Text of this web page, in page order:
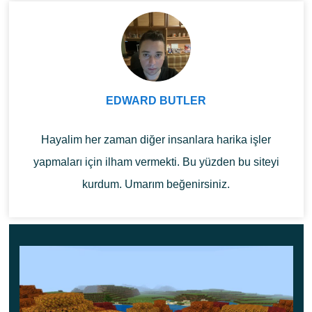
Mega Taiga ve Redwood Taiga Mutated biyomlarına
Android'de deneysel gameplay sistemlerini ve yeni
oyuncular için tasarlandı. Mevcut tüm build'lere
Minecraft APK indirmebölümünden göz atabilirsiniz.
ve TNT ile Redstone sistemleriyle etkileşimleri iyileştirdi.
EDWARD BUTLER
Hayalim her zaman diğer insanlara harika işler
yapmaları için ilham vermekti. Bu yüzden bu siteyi
kurdum. Umarım beğenirsiniz.